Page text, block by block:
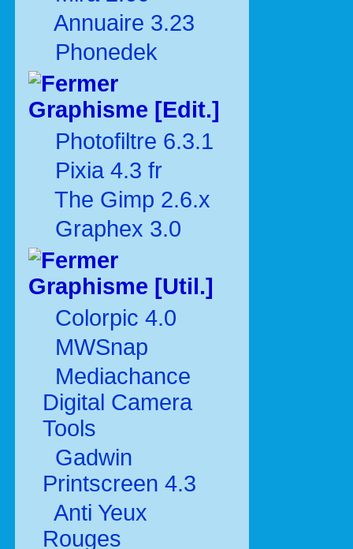
Annuaire 3.23
Phonedek
Graphisme [Edit.]
Photofiltre 6.3.1
Pixia 4.3 fr
The Gimp 2.6.x
Graphex 3.0
Graphisme [Util.]
Colorpic 4.0
MWSnap
Mediachance
Digital Camera
Tools
Gadwin
Printscreen 4.3
Anti Yeux
Rouges